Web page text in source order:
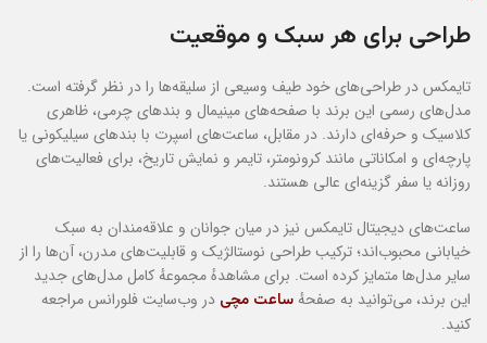
طراحی برای هر سبک و موقعیت
تایمکس در طراحی‌های خود طیف وسیعی از سلیقه‌ها را در نظر گرفته است.
مدل‌های رسمی این برند با صفحه‌های مینیمال و بندهای چرمی، ظاهری
کلاسیک و حرفه‌ای دارند. در مقابل، ساعت‌های اسپرت با بندهای سیلیکونی یا
پارچه‌ای و امکاناتی مانند کرونومتر، تایمر و نمایش تاریخ، برای فعالیت‌های
روزانه یا سفر گزینه‌ای عالی هستند.
ساعت‌های دیجیتال تایمکس نیز در میان جوانان و علاقه‌مندان به سبک
خیابانی محبوب‌اند؛ ترکیب طراحی نوستالژیک و قابلیت‌های مدرن، آن‌ها را از
سایر مدل‌ها متمایز کرده است. برای مشاهدهٔ مجموعهٔ کامل مدل‌های جدید
این برند، می‌توانید به صفحهٔ ساعت مچی در وب‌سایت فلورانس مراجعه
کنید.